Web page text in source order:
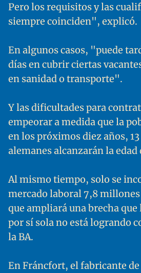
Pero los requisitos y las
siempre coinciden", explicó.
En algunos casos, "puede
días en cubrir ciertas
en sanidad o transporte".
Y las dificultades para
empeorar a medida que la
en los próximos diez años,
alemanes alcanzarán la
Al mismo tiempo, solo se
mercado laboral 7,8 millones
que ampliará una brecha
por sí sola no está logrando
la BA.
En Fráncfort, el fabricante